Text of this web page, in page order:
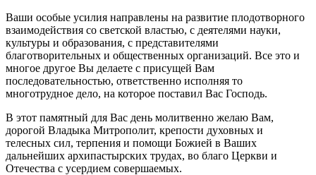
Ваши особые усилия направлены на развитие плодотворного
взаимодействия со светской властью, с деятелями науки,
культуры и образования, с представителями
благотворительных и общественных организаций. Все это и
многое другое Вы делаете с присущей Вам
последовательностью, ответственно исполняя то
многотрудное дело, на которое поставил Вас Господь.
В этот памятный для Вас день молитвенно желаю Вам,
дорогой Владыка Митрополит, крепости духовных и
телесных сил, терпения и помощи Божией в Ваших
дальнейших архипастырских трудах, во благо Церкви и
Отечества с усердием совершаемых.